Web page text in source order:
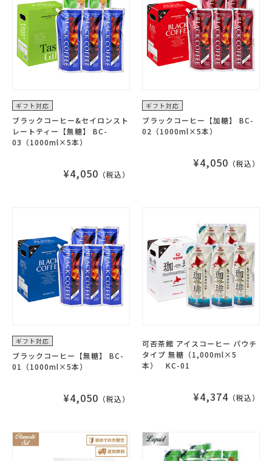
ギフト対応
ブラックコーヒー&セイロンスト
レートティー【無糖】 BC-
03（1000ml×5本）
¥4,050 （税込）
ギフト対応
ブラックコーヒー【加糖】 BC-
02（1000ml×5本）
¥4,050 （税込）
ギフト対応
ブラックコーヒー【無糖】 BC-
01（1000ml×5本）
¥4,050 （税込）
可否茶館 アイスコーヒー パウチ
タイプ 無糖（1,000ml×5
本） KC-01
¥4,374 （税込）